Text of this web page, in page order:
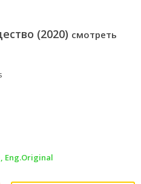
(2020) смотреть
Eng.Original